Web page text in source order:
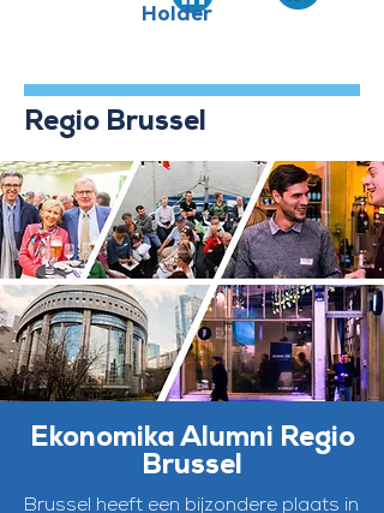
Holder
Regio Brussel
Ekonomika Alumni Regio
Brussel
Brussel heeft een bijzondere plaats in